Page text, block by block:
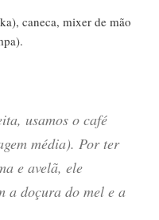
caneca, mixer de mão
usamos o café
média). Por ter
e avelã, ele
a doçura do mel e a